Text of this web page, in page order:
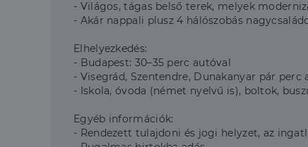
- Világos, tágas belső terek, melyek
- Akár nappali plusz 4 hálószobás
Elhelyezkedés:
- Budapest: 30–35 perc autóval
- Visegrád, Szentendre, Dunakanyar pár perc
- Iskola, óvoda (német nyelvű is), boltok,
Egyéb információk:
- Rendezett tulajdoni és jogi helyzet, az